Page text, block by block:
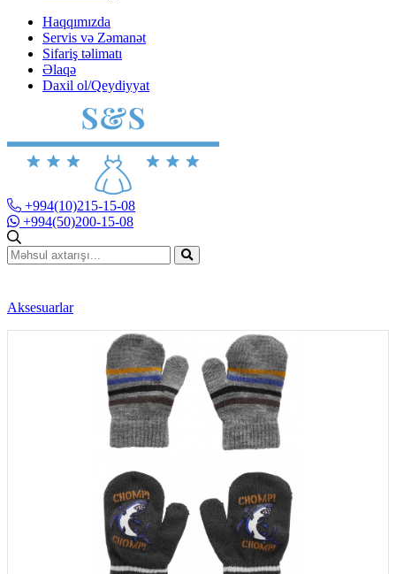
Haqqımızda
Servis və Zəmanət
Sifariş təlimatı
Əlaqə
Daxil ol/Qeydiyyat
+994(10)215-15-08
+994(50)200-15-08
Aksesuarlar